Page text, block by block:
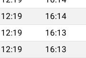
12:19 16:14
12:19 16:13
12:19 16:13